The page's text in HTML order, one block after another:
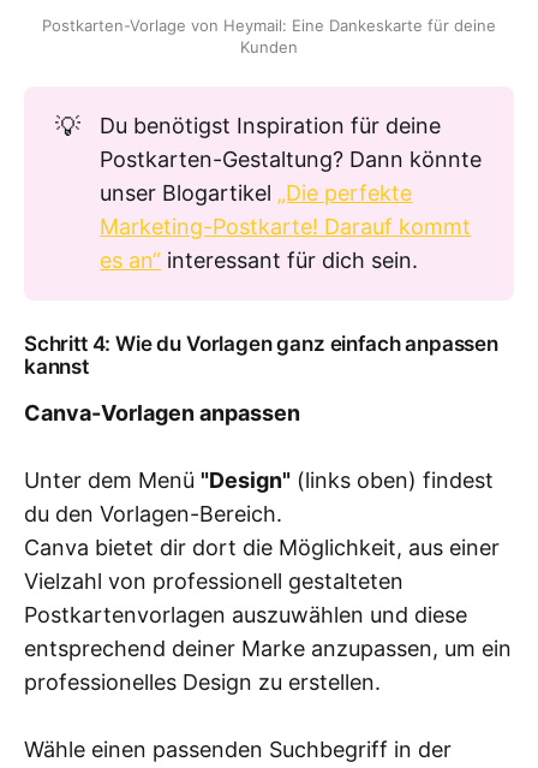
Postkarten-Vorlage von Heymail: Eine Dankeskarte für deine
Kunden
💡
Du benötigst Inspiration für deine
Postkarten-Gestaltung? Dann könnte
unser Blogartikel „Die perfekte
Marketing-Postkarte! Darauf kommt
es an“ interessant für dich sein.
Schritt 4: Wie du Vorlagen ganz einfach anpassen
kannst
Canva-Vorlagen anpassen
Unter dem Menü "Design" (links oben) findest
du den Vorlagen-Bereich.
Canva bietet dir dort die Möglichkeit, aus einer
Vielzahl von professionell gestalteten
Postkartenvorlagen auszuwählen und diese
entsprechend deiner Marke anzupassen, um ein
professionelles Design zu erstellen.
Wähle einen passenden Suchbegriff in der